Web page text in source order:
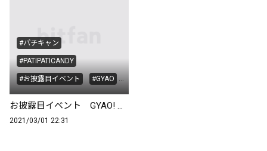
#パチキャン
#PATIPATICANDY
#お披露目イベント #GYAO
#アーカイブ
お披露目イベント GYAO! 無料アーカイブ配信開始
2021/03/01 22:31